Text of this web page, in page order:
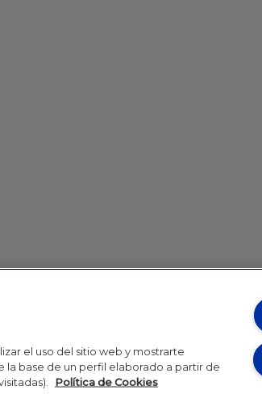
el uso del sitio web y mostrarte
base de un perfil elaborado a partir de
Política de Cookies